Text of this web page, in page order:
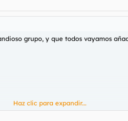
grupo, y que todos vayamos
Haz clic para expandir...